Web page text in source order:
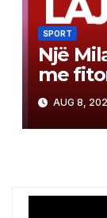
SPORT
Një
me
AUG 8,